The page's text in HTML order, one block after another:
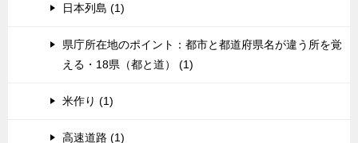
日本列島 (1)
県庁所在地のポイント：都市と都道府県名が違う所を覚
える・18県（都と道） (1)
米作り (1)
高速道路 (1)